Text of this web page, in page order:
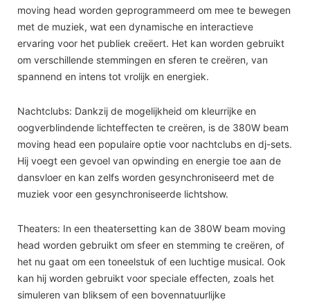
moving head worden geprogrammeerd om mee te bewegen
met de muziek, wat een dynamische en interactieve
ervaring voor het publiek creëert. Het kan worden gebruikt
om verschillende stemmingen en sferen te creëren, van
spannend en intens tot vrolijk en energiek.
Nachtclubs: Dankzij de mogelijkheid om kleurrijke en
oogverblindende lichteffecten te creëren, is de 380W beam
moving head een populaire optie voor nachtclubs en dj-sets.
Hij voegt een gevoel van opwinding en energie toe aan de
dansvloer en kan zelfs worden gesynchroniseerd met de
muziek voor een gesynchroniseerde lichtshow.
Theaters: In een theatersetting kan de 380W beam moving
head worden gebruikt om sfeer en stemming te creëren, of
het nu gaat om een ​​toneelstuk of een luchtige musical. Ook
kan hij worden gebruikt voor speciale effecten, zoals het
simuleren van bliksem of een bovennatuurlijke